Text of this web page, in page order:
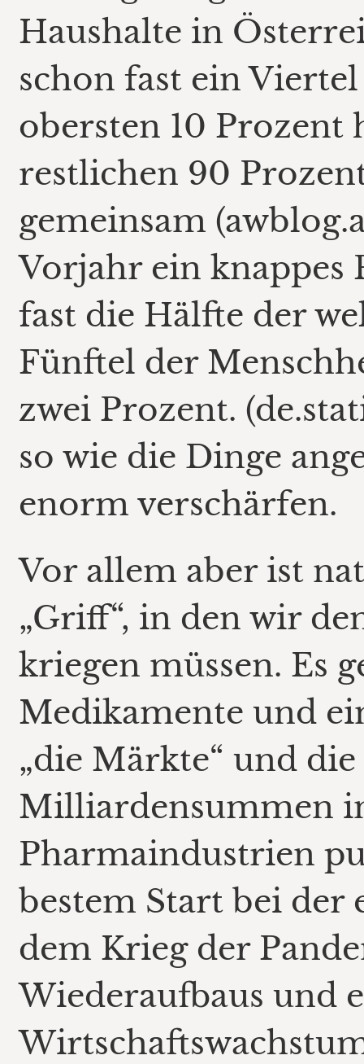
Haushalte in
schon fast ein
obersten 10 Prozent
restlichen 90
gemeinsam
Vorjahr ein knappes
fast die Hälfte der
Fünftel der
zwei Prozent.
so wie die Dinge
enorm verschärfen.
Vor allem aber ist
„Griff“, in den wir
kriegen müssen. Es
Medikamente und
„die Märkte“ und die
Milliardensummen
Pharmaindustrien
bestem Start bei der
dem Krieg der
Wiederaufbaus und